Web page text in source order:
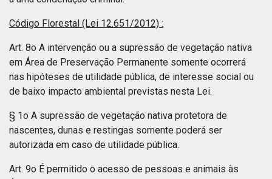
Código Florestal (Lei 12.651/2012) :
Art. 8o A intervenção ou a supressão de vegetação nativa
em Área de Preservação Permanente somente ocorrerá
nas hipóteses de utilidade pública, de interesse social ou
de baixo impacto ambiental previstas nesta Lei.
§ 1o A supressão de vegetação nativa protetora de
nascentes, dunas e restingas somente poderá ser
autorizada em caso de utilidade pública.
Art. 9o É permitido o acesso de pessoas e animais às